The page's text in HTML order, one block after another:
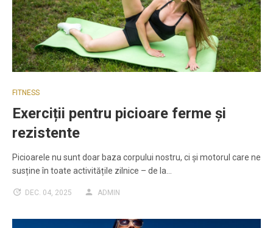
FITNESS
Exerciții pentru picioare ferme și
rezistente
Picioarele nu sunt doar baza corpului nostru, ci și motorul care ne
susține în toate activitățile zilnice – de la…
DEC. 04, 2025 ADMIN